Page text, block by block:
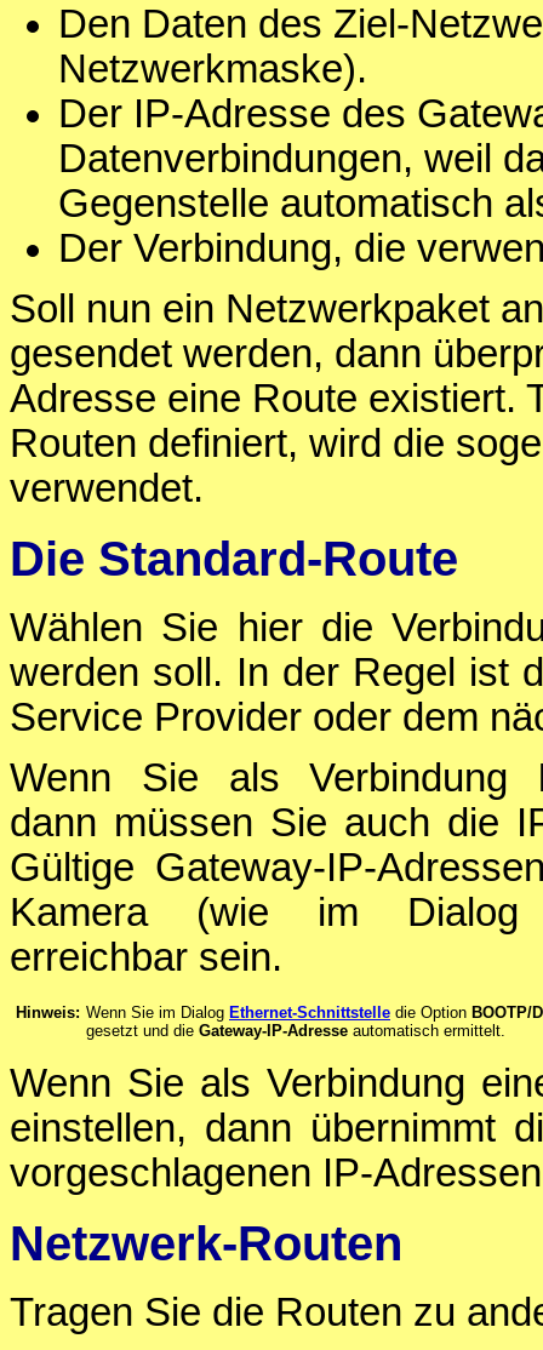
Den Daten des Ziel-
Netzwerkmaske).
Der IP-Adresse des
Datenverbindungen, weil
Gegenstelle automatisch
Der Verbindung, die
Soll nun ein Netzwerkpaket
gesendet werden, dann
Adresse eine Route existiert.
Routen definiert, wird die
verwendet.
Die Standard-Route
Wählen Sie hier die
werden soll. In der Regel ist
Service Provider oder dem
Wenn Sie als Verbindung
dann müssen Sie auch die
Gültige Gateway-IP-
Kamera (wie im
erreichbar sein.
Hinweis: Wenn Sie im Dialog Ethernet-Schnittstelle die Option BOOTP/
gesetzt und die Gateway-IP-Adresse automatisch ermittelt.
Wenn Sie als Verbindung
einstellen, dann übernimmt
vorgeschlagenen IP-
Netzwerk-Routen
Tragen Sie die Routen zu